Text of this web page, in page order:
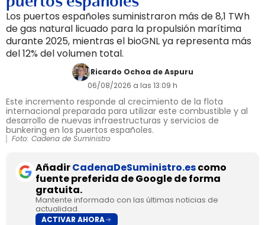
Los puertos españoles suministraron más de 8,1 TWh
de gas natural licuado para la propulsión marítima
durante 2025, mientras el bioGNL ya representa más
del 12% del volumen total.
Ricardo Ochoa de Aspuru
06/08/2026 a las 13:09 h
Este incremento responde al crecimiento de la flota
internacional preparada para utilizar este combustible y al
desarrollo de nuevas infraestructuras y servicios de
bunkering en los puertos españoles.
Foto: Cadena de Suministro
AñadirCadenaDeSuministro.escomo
fuente preferida de Google de forma
gratuita.
Mantente informado con las últimas noticias de
actualidad.
ACTIVAR AHORA